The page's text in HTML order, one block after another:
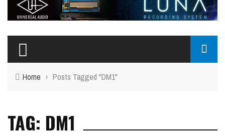
Home › Posts Tagged "DM1"
TAG: DM1